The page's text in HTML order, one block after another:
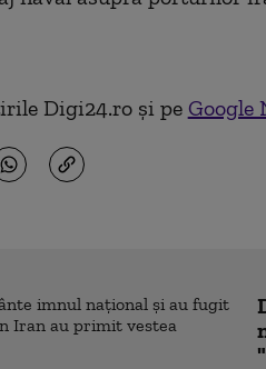
Digi24.ro și pe Google